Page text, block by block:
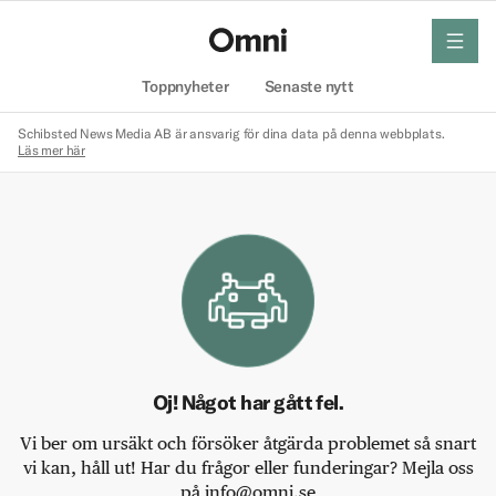
Toppnyheter Senaste nytt
meny
Schibsted News Media AB är ansvarig för dina data på denna webbplats.
Läs mer här
Oj! Något har gått fel.
Vi ber om ursäkt och försöker åtgärda problemet så snart
vi kan, håll ut! Har du frågor eller funderingar? Mejla oss